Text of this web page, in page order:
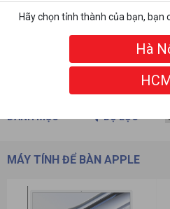
DANH MỤC BỘ LỌC
MÁY TÍNH ĐỂ BÀN APPLE
Hãy chọn tỉnh thành của bạn, bạn
Hà